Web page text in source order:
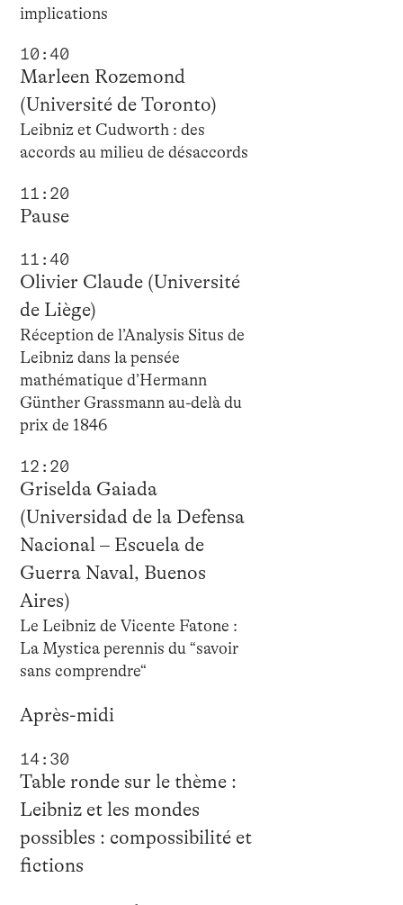
implications
10:40
Marleen Rozemond
(Université de Toronto)
Leibniz et Cudworth : des
accords au milieu de désaccords
11:20
Pause
11:40
Olivier Claude (Université
de Liège)
Réception de l’Analysis Situs de
Leibniz dans la pensée
mathématique d’Hermann
Günther Grassmann au-delà du
prix de 1846
12:20
Griselda Gaiada
(Universidad de la Defensa
Nacional – Escuela de
Guerra Naval, Buenos
Aires)
Le Leibniz de Vicente Fatone :
La Mystica perennis du “savoir
sans comprendre“
Après-midi
14:30
Table ronde sur le thème :
Leibniz et les mondes
possibles : compossibilité et
fictions